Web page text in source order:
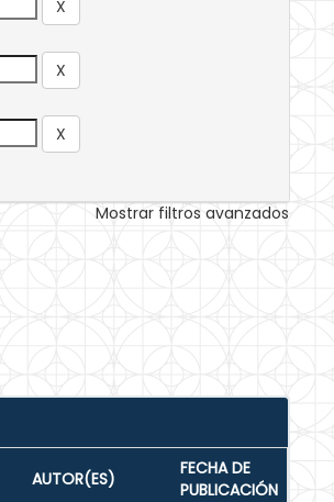
Mostrar filtros avanzados
AUTOR(ES)
FECHA DE
PUBLICACIÓN